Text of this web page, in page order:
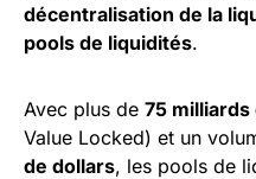
décentralisation de la
pools de liquidités.
Avec plus de 75 milliards
Value Locked) et un
de dollars, les pools de